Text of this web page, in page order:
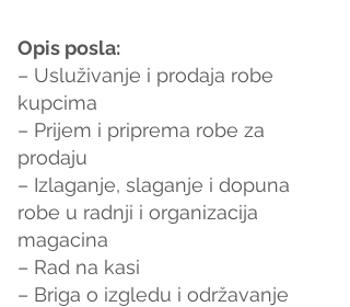
Opis posla:
– Usluživanje i prodaja robe
kupcima
– Prijem i priprema robe za
prodaju
– Izlaganje, slaganje i dopuna
robe u radnji i organizacija
magacina
– Rad na kasi
– Briga o izgledu i održavanje